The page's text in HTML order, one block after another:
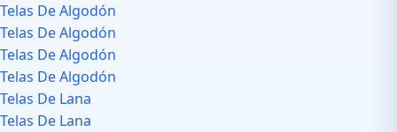
Telas De Algodón
Telas De Algodón
Telas De Algodón
Telas De Algodón
Telas De Lana
Telas De Lana